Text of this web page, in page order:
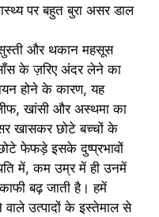
पर बहुत बुरा असर डाल
सुस्ती और थकान महसूस
के ज़रिए अंदर लेने का
होने के कारण, यह
खांसी और अस्थमा का
खासकर छोटे बच्चों के
फेफड़े इसके दुष्प्रभावों
में, कम उम्र में ही उनमें
बढ़ जाती है। हमें
उत्पादों के इस्तेमाल से